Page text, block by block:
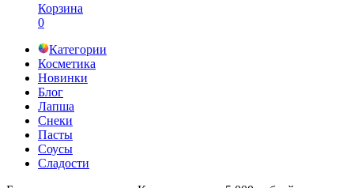
Корзина
0
Категории
Косметика
Новинки
Блог
Лапша
Снеки
Пасты
Соусы
Сладости